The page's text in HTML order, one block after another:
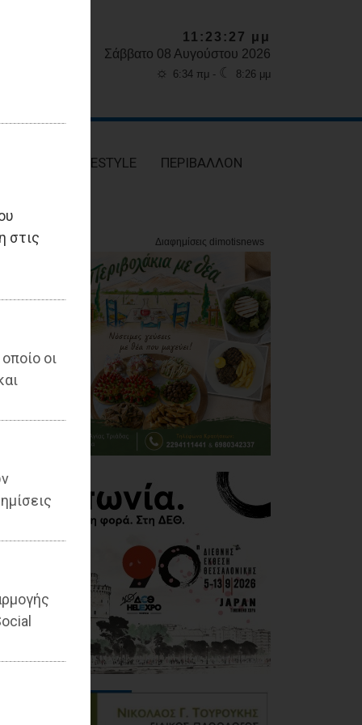
στις
οι
11:23:28 μμ
Σάββατο 08 Αυγούστου 2026
☼ 6:34 πμ - ☾ 8:26 μμ
LIFESTYLE ΠΕΡΙΒΑΛΛΟΝ